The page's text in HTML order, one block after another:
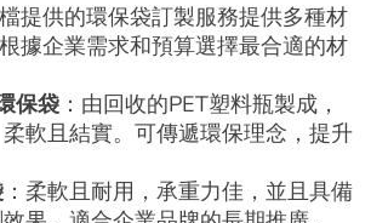
提供的環保袋訂製服務提供多種材
據企業需求和預算選擇最合適的材
保袋 ：由回收的PET塑料瓶製成，
軟且結實。可傳遞環保理念，提升
：柔軟且耐用，承重力佳，並且具備